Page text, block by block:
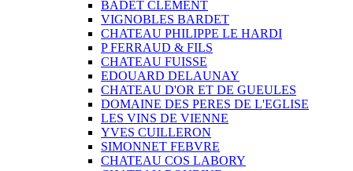
BADET CLEMENT
VIGNOBLES BARDET
CHATEAU PHILIPPE LE HARDI
P FERRAUD & FILS
CHATEAU FUISSE
EDOUARD DELAUNAY
CHATEAU D'OR ET DE GUEULES
DOMAINE DES PERES DE L'EGLISE
LES VINS DE VIENNE
YVES CUILLERON
SIMONNET FEBVRE
CHATEAU COS LABORY